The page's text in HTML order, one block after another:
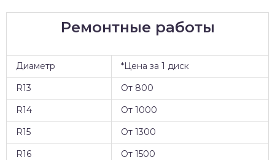
Ремонтные работы
Диаметр
*Цена за 1 диск
R13
От 800
R14
От 1000
R15
От 1300
R16
От 1500